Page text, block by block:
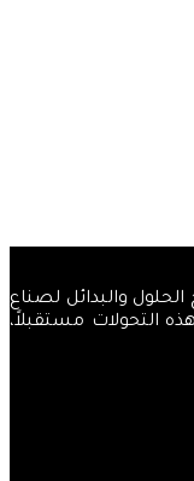
الحلول والبدائل لصناع
التحولات مستقبلاً،